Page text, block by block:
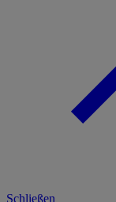
Schließen